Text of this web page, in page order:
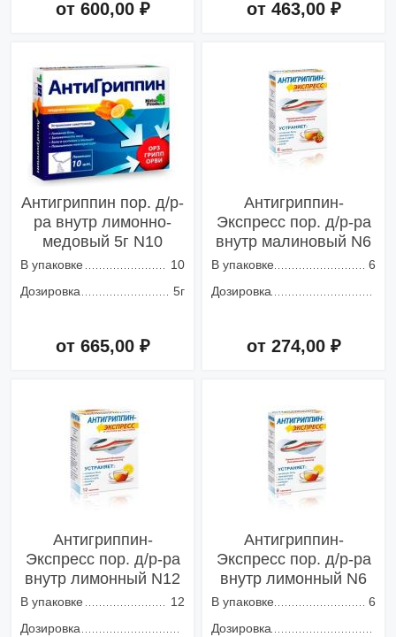
от 600,00 ₽ от 463,00 ₽
Антигриппин пор. д/р-
ра внутр лимонно-
медовый 5г N10
В упаковке
10
Дозировка
5г
от 665,00 ₽
Антигриппин-
Экспресс пор. д/р-ра
внутр малиновый N6
В упаковке
6
Дозировка
от 274,00 ₽
Антигриппин-
Экспресс пор. д/р-ра
внутр лимонный N12
В упаковке
12
Дозировка
Антигриппин-
Экспресс пор. д/р-ра
внутр лимонный N6
В упаковке
6
Дозировка